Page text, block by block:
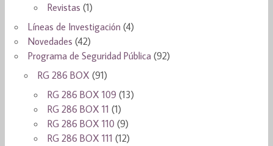
Revistas (1)
Líneas de Investigación (4)
Novedades (42)
Programa de Seguridad Pública (92)
RG 286 BOX (91)
RG 286 BOX 109 (13)
RG 286 BOX 11 (1)
RG 286 BOX 110 (9)
RG 286 BOX 111 (12)